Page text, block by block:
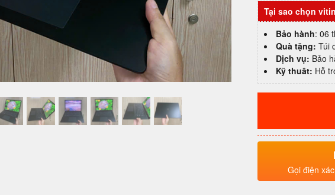
5
I7
1265U|
Ram
16GB|
SSD
512GB|
15"Touch
rẻ,
99%
Tại sao chọn
Bảo hành: 06
Quà tặng:Túi
Dịch vụ: Bảo
Kỹ thuât: Hỗ
Gọi điện